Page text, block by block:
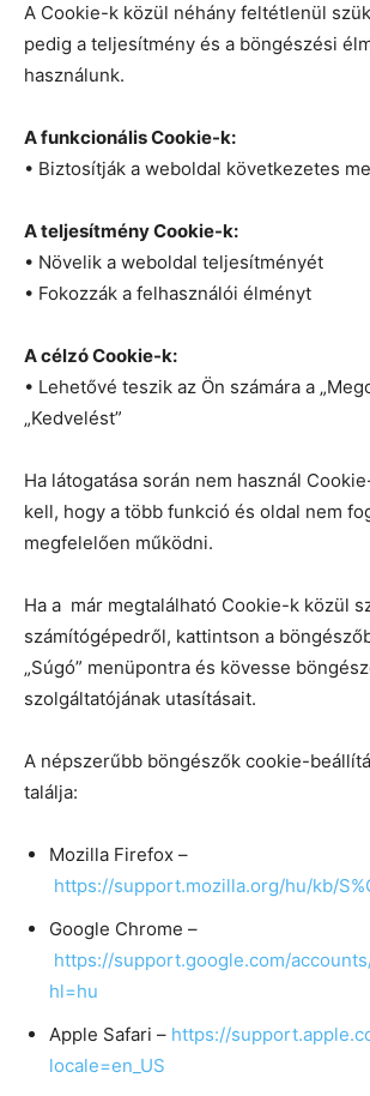
A Cookie-k közül néhány feltétlenül
pedig a teljesítmény és a böngészési
használunk.
A funkcionális Cookie-k:
• Biztosítják a weboldal következetes
A teljesítmény Cookie-k:
• Növelik a weboldal teljesítményét
• Fokozzák a felhasználói élményt
A célzó Cookie-k:
• Lehetővé teszik az Ön számára a
„Kedvelést”
Ha látogatása során nem használ
kell, hogy a több funkció és oldal nem
megfelelően működni.
Ha a már megtalálható Cookie-k közül
számítógépedről, kattintson a
„Súgó” menüpontra és kövesse
szolgáltatójának utasításait.
A népszerűbb böngészők cookie-
találja:
Mozilla Firefox –
https://support.mozilla.org/hu/kb/
Google Chrome –
https://support.google.com/
hl=hu
Apple Safari – https://
locale=en_US